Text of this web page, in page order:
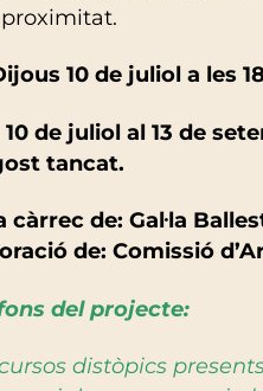
10 de juliol a les
de juliol al 13 de
tancat.
de: Gal·la
de: Comissió
del projecte:
distòpics